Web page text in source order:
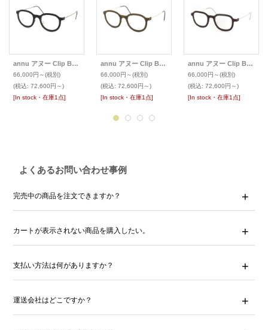
annu アヌー Clip Bold/Float メガネ Panto 07 M 金属アームパット
66,000円～(税別)
(税込: 72,600円～)
[In stock・在庫1点]
annu アヌー Clip Bold/Float メガネ Panto 07 M 金属アームパット
66,000円～(税別)
(税込: 72,600円～)
[In stock・在庫1点]
annu アヌー Clip Bold/Float メガネ Square 14 M 金属アームパット
66,000円～(税別)
(税込: 72,600円～)
[In stock・在庫1点]
よくあるお問い合わせ事例
完売中の商品を注文できますか？
カートが表示されない商品を購入したい。
支払い方法は何がありますか？
運送会社はどこですか？